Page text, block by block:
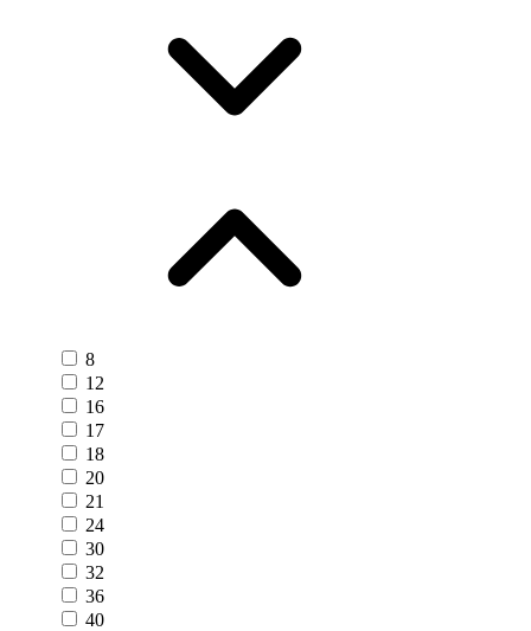
8
12
16
17
18
20
21
24
30
32
36
40